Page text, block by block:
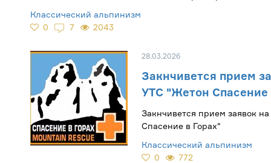
Классический альпинизм
0
7 2043
28.03.2026
Закнчивется прием
УТС "Жетон Спасение
Закнчивется прием заявок
Спасение в Горах"
Классический альпинизм
0
772